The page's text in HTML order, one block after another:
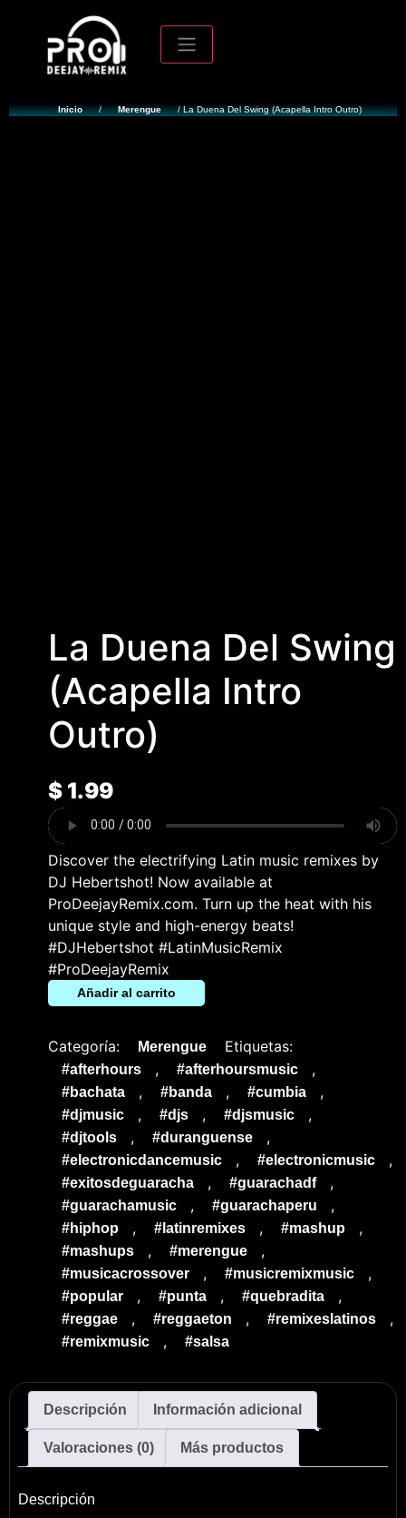
Inicio / Merengue / La Duena Del Swing (Acapella Intro Outro)
La Duena Del Swing
(Acapella Intro
Outro)
$1.99
Discover the electrifying Latin music remixes by
DJ Hebertshot! Now available at
ProDeejayRemix.com. Turn up the heat with his
unique style and high-energy beats!
#DJHebertshot #LatinMusicRemix
#ProDeejayRemix
Añadir al carrito
Categoría: Merengue Etiquetas:
#afterhours , #afterhoursmusic ,
#bachata , #banda , #cumbia ,
#djmusic , #djs , #djsmusic ,
#djtools , #duranguense ,
#electronicdancemusic , #electronicmusic ,
#exitosdeguaracha , #guarachadf ,
#guarachamusic , #guarachaperu ,
#hiphop , #latinremixes , #mashup ,
#mashups , #merengue ,
#musicacrossover , #musicremixmusic ,
#popular , #punta , #quebradita ,
#reggae , #reggaeton , #remixeslatinos ,
#remixmusic , #salsa
Descripción Información adicional
Valoraciones (0) Más productos
Descripción